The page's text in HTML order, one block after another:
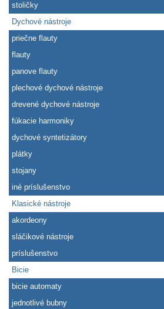
stoličky
Dychové nástroje
priečne flauty
flauty
panove flauty
plechové dychové nástroje
drevené dychové nástroje
fúkacie harmoniky
dychové syntetizátory
plátky
stojany
iné príslušenstvo
Klasické nástroje
akordeony
sláčikové nástroje
príslušenstvo
Bicie
bicie automaty
jednotlivé bubny